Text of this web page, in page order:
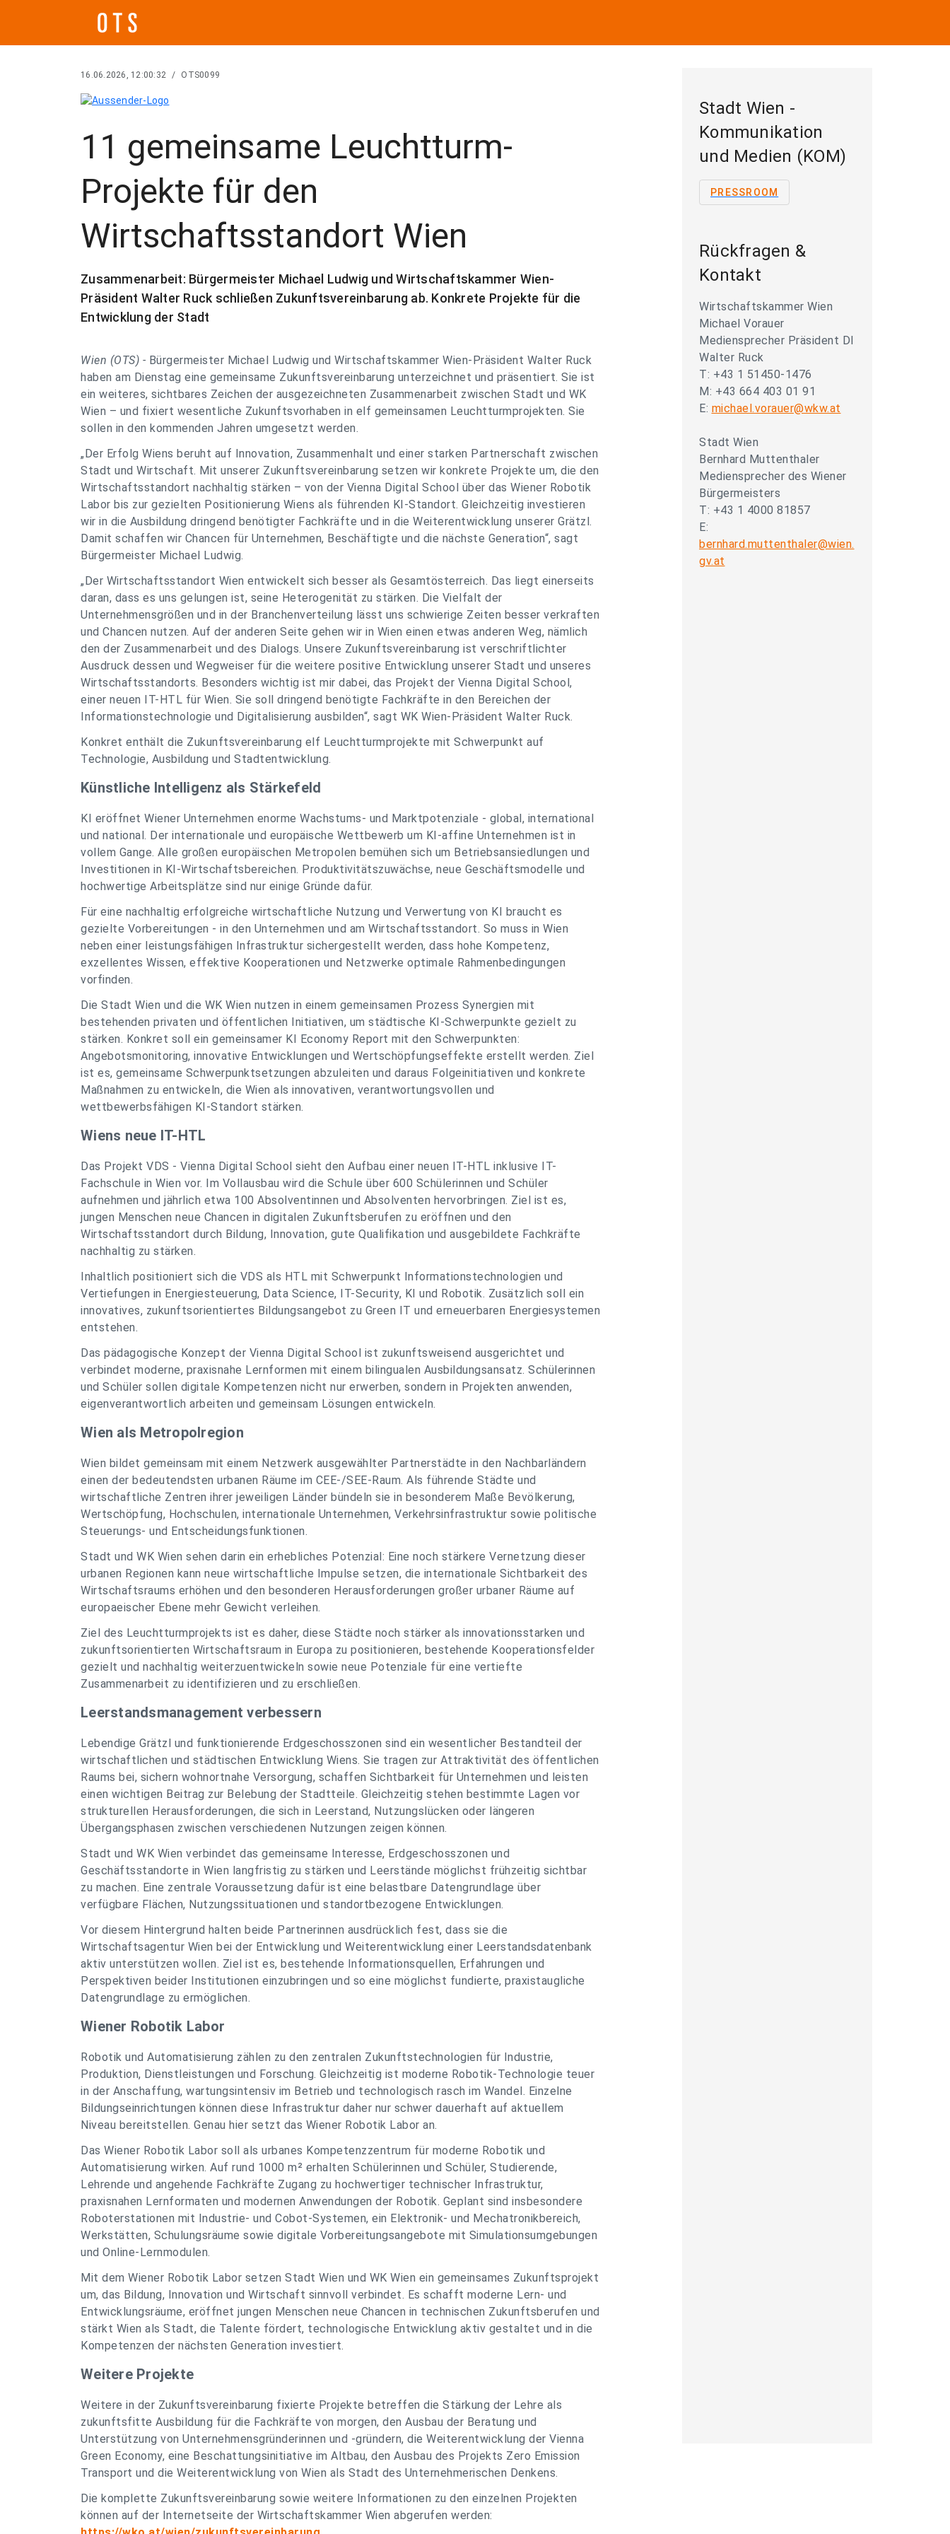
16.06.2026, 12:00:32 / OTS0099
11 gemeinsame Leuchtturm-
Projekte für den
Wirtschaftsstandort Wien
Zusammenarbeit: Bürgermeister Michael Ludwig und Wirtschaftskammer Wien-
Präsident Walter Ruck schließen Zukunftsvereinbarung ab. Konkrete Projekte für die
Entwicklung der Stadt
Wien (OTS) - Bürgermeister Michael Ludwig und Wirtschaftskammer Wien-Präsident Walter Ruck
haben am Dienstag eine gemeinsame Zukunftsvereinbarung unterzeichnet und präsentiert. Sie ist
ein weiteres, sichtbares Zeichen der ausgezeichneten Zusammenarbeit zwischen Stadt und WK
Wien – und fixiert wesentliche Zukunftsvorhaben in elf gemeinsamen Leuchtturmprojekten. Sie
sollen in den kommenden Jahren umgesetzt werden.
„Der Erfolg Wiens beruht auf Innovation, Zusammenhalt und einer starken Partnerschaft zwischen
Stadt und Wirtschaft. Mit unserer Zukunftsvereinbarung setzen wir konkrete Projekte um, die den
Wirtschaftsstandort nachhaltig stärken – von der Vienna Digital School über das Wiener Robotik
Labor bis zur gezielten Positionierung Wiens als führenden KI-Standort. Gleichzeitig investieren
wir in die Ausbildung dringend benötigter Fachkräfte und in die Weiterentwicklung unserer Grätzl.
Damit schaffen wir Chancen für Unternehmen, Beschäftigte und die nächste Generation“, sagt
Bürgermeister Michael Ludwig.
„Der Wirtschaftsstandort Wien entwickelt sich besser als Gesamtösterreich. Das liegt einerseits
daran, dass es uns gelungen ist, seine Heterogenität zu stärken. Die Vielfalt der
Unternehmensgrößen und in der Branchenverteilung lässt uns schwierige Zeiten besser verkraften
und Chancen nutzen. Auf der anderen Seite gehen wir in Wien einen etwas anderen Weg, nämlich
den der Zusammenarbeit und des Dialogs. Unsere Zukunftsvereinbarung ist verschriftlichter
Ausdruck dessen und Wegweiser für die weitere positive Entwicklung unserer Stadt und unseres
Wirtschaftsstandorts. Besonders wichtig ist mir dabei, das Projekt der Vienna Digital School,
einer neuen IT-HTL für Wien. Sie soll dringend benötigte Fachkräfte in den Bereichen der
Informationstechnologie und Digitalisierung ausbilden“, sagt WK Wien-Präsident Walter Ruck.
Konkret enthält die Zukunftsvereinbarung elf Leuchtturmprojekte mit Schwerpunkt auf
Technologie, Ausbildung und Stadtentwicklung.
Künstliche Intelligenz als Stärkefeld
KI eröffnet Wiener Unternehmen enorme Wachstums- und Marktpotenziale - global, international
und national. Der internationale und europäische Wettbewerb um KI-affine Unternehmen ist in
vollem Gange. Alle großen europäischen Metropolen bemühen sich um Betriebsansiedlungen und
Investitionen in KI-Wirtschaftsbereichen. Produktivitätszuwächse, neue Geschäftsmodelle und
hochwertige Arbeitsplätze sind nur einige Gründe dafür.
Für eine nachhaltig erfolgreiche wirtschaftliche Nutzung und Verwertung von KI braucht es
gezielte Vorbereitungen - in den Unternehmen und am Wirtschaftsstandort. So muss in Wien
neben einer leistungsfähigen Infrastruktur sichergestellt werden, dass hohe Kompetenz,
exzellentes Wissen, effektive Kooperationen und Netzwerke optimale Rahmenbedingungen
vorfinden.
Die Stadt Wien und die WK Wien nutzen in einem gemeinsamen Prozess Synergien mit
bestehenden privaten und öffentlichen Initiativen, um städtische KI-Schwerpunkte gezielt zu
stärken. Konkret soll ein gemeinsamer KI Economy Report mit den Schwerpunkten:
Angebotsmonitoring, innovative Entwicklungen und Wertschöpfungseffekte erstellt werden. Ziel
ist es, gemeinsame Schwerpunktsetzungen abzuleiten und daraus Folgeinitiativen und konkrete
Maßnahmen zu entwickeln, die Wien als innovativen, verantwortungsvollen und
wettbewerbsfähigen KI-Standort stärken.
Wiens neue IT-HTL
Das Projekt VDS - Vienna Digital School sieht den Aufbau einer neuen IT-HTL inklusive IT-
Fachschule in Wien vor. Im Vollausbau wird die Schule über 600 Schülerinnen und Schüler
aufnehmen und jährlich etwa 100 Absolventinnen und Absolventen hervorbringen. Ziel ist es,
jungen Menschen neue Chancen in digitalen Zukunftsberufen zu eröffnen und den
Wirtschaftsstandort durch Bildung, Innovation, gute Qualifikation und ausgebildete Fachkräfte
nachhaltig zu stärken.
Inhaltlich positioniert sich die VDS als HTL mit Schwerpunkt Informationstechnologien und
Vertiefungen in Energiesteuerung, Data Science, IT-Security, KI und Robotik. Zusätzlich soll ein
innovatives, zukunftsorientiertes Bildungsangebot zu Green IT und erneuerbaren Energiesystemen
entstehen.
Das pädagogische Konzept der Vienna Digital School ist zukunftsweisend ausgerichtet und
verbindet moderne, praxisnahe Lernformen mit einem bilingualen Ausbildungsansatz. Schülerinnen
und Schüler sollen digitale Kompetenzen nicht nur erwerben, sondern in Projekten anwenden,
eigenverantwortlich arbeiten und gemeinsam Lösungen entwickeln.
Wien als Metropolregion
Wien bildet gemeinsam mit einem Netzwerk ausgewählter Partnerstädte in den Nachbarländern
einen der bedeutendsten urbanen Räume im CEE-/SEE-Raum. Als führende Städte und
wirtschaftliche Zentren ihrer jeweiligen Länder bündeln sie in besonderem Maße Bevölkerung,
Wertschöpfung, Hochschulen, internationale Unternehmen, Verkehrsinfrastruktur sowie politische
Steuerungs- und Entscheidungsfunktionen.
Stadt und WK Wien sehen darin ein erhebliches Potenzial: Eine noch stärkere Vernetzung dieser
urbanen Regionen kann neue wirtschaftliche Impulse setzen, die internationale Sichtbarkeit des
Wirtschaftsraums erhöhen und den besonderen Herausforderungen großer urbaner Räume auf
europaeischer Ebene mehr Gewicht verleihen.
Ziel des Leuchtturmprojekts ist es daher, diese Städte noch stärker als innovationsstarken und
zukunftsorientierten Wirtschaftsraum in Europa zu positionieren, bestehende Kooperationsfelder
gezielt und nachhaltig weiterzuentwickeln sowie neue Potenziale für eine vertiefte
Zusammenarbeit zu identifizieren und zu erschließen.
Leerstandsmanagement verbessern
Lebendige Grätzl und funktionierende Erdgeschosszonen sind ein wesentlicher Bestandteil der
wirtschaftlichen und städtischen Entwicklung Wiens. Sie tragen zur Attraktivität des öffentlichen
Raums bei, sichern wohnortnahe Versorgung, schaffen Sichtbarkeit für Unternehmen und leisten
einen wichtigen Beitrag zur Belebung der Stadtteile. Gleichzeitig stehen bestimmte Lagen vor
strukturellen Herausforderungen, die sich in Leerstand, Nutzungslücken oder längeren
Übergangsphasen zwischen verschiedenen Nutzungen zeigen können.
Stadt und WK Wien verbindet das gemeinsame Interesse, Erdgeschosszonen und
Geschäftsstandorte in Wien langfristig zu stärken und Leerstände möglichst frühzeitig sichtbar
zu machen. Eine zentrale Voraussetzung dafür ist eine belastbare Datengrundlage über
verfügbare Flächen, Nutzungssituationen und standortbezogene Entwicklungen.
Vor diesem Hintergrund halten beide Partnerinnen ausdrücklich fest, dass sie die
Wirtschaftsagentur Wien bei der Entwicklung und Weiterentwicklung einer Leerstandsdatenbank
aktiv unterstützen wollen. Ziel ist es, bestehende Informationsquellen, Erfahrungen und
Perspektiven beider Institutionen einzubringen und so eine möglichst fundierte, praxistaugliche
Datengrundlage zu ermöglichen.
Wiener Robotik Labor
Robotik und Automatisierung zählen zu den zentralen Zukunftstechnologien für Industrie,
Produktion, Dienstleistungen und Forschung. Gleichzeitig ist moderne Robotik-Technologie teuer
in der Anschaffung, wartungsintensiv im Betrieb und technologisch rasch im Wandel. Einzelne
Bildungseinrichtungen können diese Infrastruktur daher nur schwer dauerhaft auf aktuellem
Niveau bereitstellen. Genau hier setzt das Wiener Robotik Labor an.
Das Wiener Robotik Labor soll als urbanes Kompetenzzentrum für moderne Robotik und
Automatisierung wirken. Auf rund 1000 m² erhalten Schülerinnen und Schüler, Studierende,
Lehrende und angehende Fachkräfte Zugang zu hochwertiger technischer Infrastruktur,
praxisnahen Lernformaten und modernen Anwendungen der Robotik. Geplant sind insbesondere
Roboterstationen mit Industrie- und Cobot-Systemen, ein Elektronik- und Mechatronikbereich,
Werkstätten, Schulungsräume sowie digitale Vorbereitungsangebote mit Simulationsumgebungen
und Online-Lernmodulen.
Mit dem Wiener Robotik Labor setzen Stadt Wien und WK Wien ein gemeinsames Zukunftsprojekt
um, das Bildung, Innovation und Wirtschaft sinnvoll verbindet. Es schafft moderne Lern- und
Entwicklungsräume, eröffnet jungen Menschen neue Chancen in technischen Zukunftsberufen und
stärkt Wien als Stadt, die Talente fördert, technologische Entwicklung aktiv gestaltet und in die
Kompetenzen der nächsten Generation investiert.
Weitere Projekte
Weitere in der Zukunftsvereinbarung fixierte Projekte betreffen die Stärkung der Lehre als
zukunftsfitte Ausbildung für die Fachkräfte von morgen, den Ausbau der Beratung und
Unterstützung von Unternehmensgründerinnen und -gründern, die Weiterentwicklung der Vienna
Green Economy, eine Beschattungsinitiative im Altbau, den Ausbau des Projekts Zero Emission
Transport und die Weiterentwicklung von Wien als Stadt des Unternehmerischen Denkens.
Die komplette Zukunftsvereinbarung sowie weitere Informationen zu den einzelnen Projekten
können auf der Internetseite der Wirtschaftskammer Wien abgerufen werden:
Stadt Wien -
Kommunikation
und Medien (KOM)
PRESSROOM
Rückfragen &
Kontakt
Wirtschaftskammer Wien
Michael Vorauer
Mediensprecher Präsident DI
Walter Ruck
T: +43 1 51450-1476
M: +43 664 403 01 91
E: michael.vorauer@wkw.at
Stadt Wien
Bernhard Muttenthaler
Mediensprecher des Wiener
Bürgermeisters
T: +43 1 4000 81857
E:
bernhard.muttenthaler@wien.
gv.at